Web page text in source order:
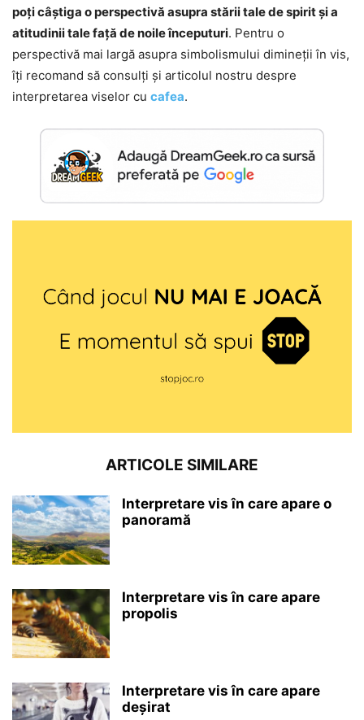
poți câștiga o perspectivă asupra stării tale de spirit și a
atitudinii tale față de noile începuturi. Pentru o
perspectivă mai largă asupra simbolismului dimineții în vis,
îți recomand să consulți și articolul nostru despre
interpretarea viselor cu cafea.
ARTICOLE SIMILARE
Interpretare vis în care apare o
panoramă
Interpretare vis în care apare
propolis
Interpretare vis în care apare
deșirat